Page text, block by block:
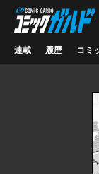
コミックガ
連載 履歴 コミ